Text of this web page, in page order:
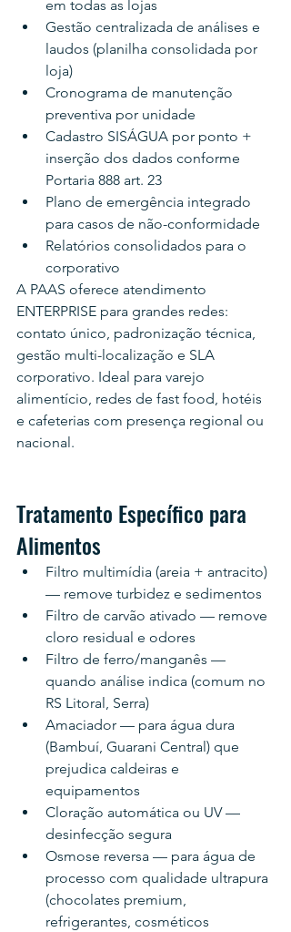
em todas as lojas
Gestão centralizada de análises e
laudos (planilha consolidada por
loja)
Cronograma de manutenção
preventiva por unidade
Cadastro SISÁGUA por ponto +
inserção dos dados conforme
Portaria 888 art. 23
Plano de emergência integrado
para casos de não-conformidade
Relatórios consolidados para o
corporativo
A PAAS oferece atendimento
ENTERPRISE para grandes redes:
contato único, padronização técnica,
gestão multi-localização e SLA
corporativo. Ideal para varejo
alimentício, redes de fast food, hotéis
e cafeterias com presença regional ou
nacional.
Tratamento Específico para
Alimentos
Filtro multimídia (areia + antracito)
— remove turbidez e sedimentos
Filtro de carvão ativado — remove
cloro residual e odores
Filtro de ferro/manganês —
quando análise indica (comum no
RS Litoral, Serra)
Amaciador — para água dura
(Bambuí, Guarani Central) que
prejudica caldeiras e
equipamentos
Cloração automática ou UV —
desinfecção segura
Osmose reversa — para água de
processo com qualidade ultrapura
(chocolates premium,
refrigerantes, cosméticos